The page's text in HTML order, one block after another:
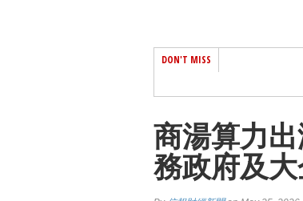
DON'T MISS
商湯算力
務政府及